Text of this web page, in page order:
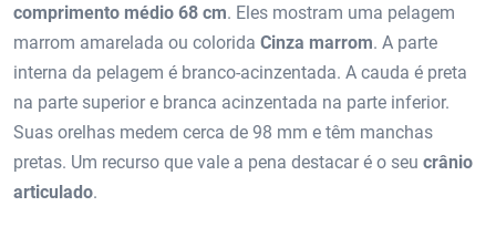
comprimento médio 68 cm. Eles mostram uma pelagem
marrom amarelada ou colorida Cinza marrom. A parte
interna da pelagem é branco-acinzentada. A cauda é preta
na parte superior e branca acinzentada na parte inferior.
Suas orelhas medem cerca de 98 mm e têm manchas
pretas. Um recurso que vale a pena destacar é o seu crânio
articulado.